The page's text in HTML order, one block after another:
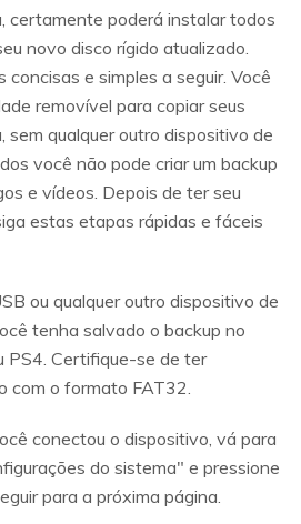
certamente poderá instalar todos
novo disco rígido atualizado.
e simples a seguir. Você
removível para copiar seus
sem qualquer outro dispositivo de
você não pode criar um backup
e vídeos. Depois de ter seu
estas etapas rápidas e fáceis
ou qualquer outro dispositivo de
tenha salvado o backup no
PS4. Certifique-se de ter
com o formato FAT32.
conectou o dispositivo, vá para
do sistema" e pressione
para a próxima página.